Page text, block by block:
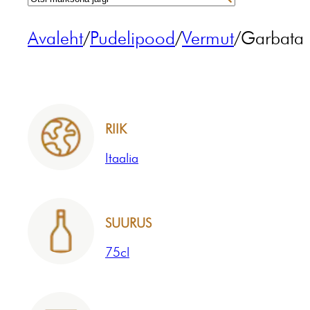
Avaleht/Pudelipood/Vermut/Garbata
RIIK
Itaalia
SUURUS
75cl